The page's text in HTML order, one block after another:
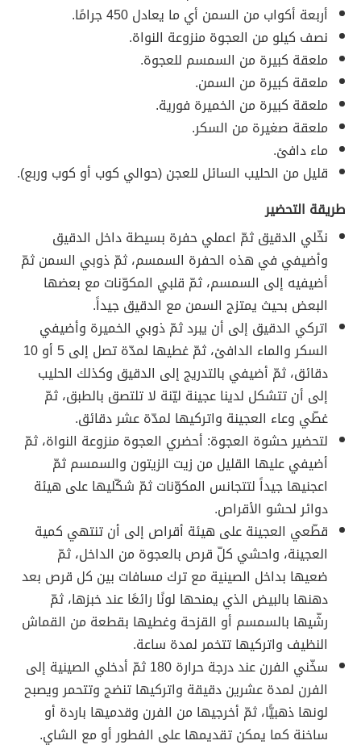
أربعة أكواب من السمن أي ما يعادل 450 جرامًا.
نصف كيلو من العجوة منزوعة النواة.
ملعقة كبيرة من السمسم للعجوة.
ملعقة كبيرة من السمن.
ملعقة كبيرة من الخميرة فورية.
ملعقة صغيرة من السكر.
ماء دافئ.
قليل من الحليب السائل للعجن (حوالي كوب أو كوب وربع).
طريقة التحضير
نخّلي الدقيق ثمّ اعملي حفرة بسيطة داخل الدقيق
وأضيفي في هذه الحفرة السمسم، ثمّ ذوبي السمن ثمّ
أضيفيه إلى السمسم، ثمّ قلبي المكوّنات مع بعضها
البعض بحيث يمتزج السمن مع الدقيق جيداً.
اتركي الدقيق إلى أن يبرد ثمّ ذوبي الخميرة وأضيفي
السكر والماء الدافئ، ثمّ غطيها لمدّة تصل إلى 5 أو 10
دقائق، ثمّ أضيفي بالتدريج إلى الدقيق وكذلك الحليب
إلى أن تتشكل لدينا عجينة ليّنة لا تلتصق بالطبق، ثمّ
غطّي وعاء العجينة واتركيها لمدّة عشر دقائق.
لتحضير حشوة العجوة: أحضري العجوة منزوعة النواة، ثمّ
أضيفي عليها القليل من زيت الزيتون والسمسم ثمّ
اعجنيها جيداً لتتجانس المكوّنات ثمّ شكّليها على هيئة
دوائر لحشو الأقراص.
قطّعي العجينة على هيئة أقراص إلى أن تنتهي كمية
العجينة، واحشي كلّ قرص بالعجوة من الداخل، ثمّ
ضعيها بداخل الصينية مع ترك مسافات بين كل قرص بعد
دهنها بالبيض الذي يمنحها لونًا رائعًا عند خبزها، ثمّ
رشّيها بالسمسم أو القزحة وغطيها بقطعة من القماش
النظيف واتركيها تتخمر لمدة ساعة.
سخّني الفرن عند درجة حرارة 180 ثمّ أدخلي الصينية إلى
الفرن لمدة عشرين دقيقة واتركيها تنضج وتتحمر ويصبح
لونها ذهبيًّا، ثمّ أخرجيها من الفرن وقدميها باردة أو
ساخنة كما يمكن تقديمها على الفطور أو مع الشاي.